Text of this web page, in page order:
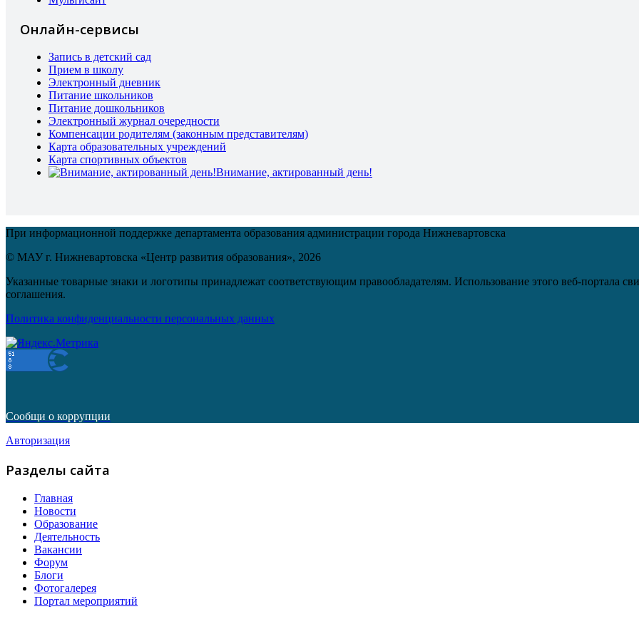
Онлайн-сервисы
Запись в детский сад
Прием в школу
Электронный дневник
Питание школьников
Питание дошкольников
Электронный журнал очередности
Компенсации родителям (законным представителям)
Карта образовательных учреждений
Карта спортивных объектов
Внимание, актированный день!
При информационной поддержке департамента образования администрации города Нижневартовска
© МАУ г. Нижневартовска «Центр развития образования», 2026
Указанные товарные знаки и логотипы принадлежат соответствующим правообладателям. Использование этого веб-портала
соглашения.
Политика конфиденциальности персональных данных
Сообщи о коррупции
Авторизация
Разделы сайта
Главная
Новости
Образование
Деятельность
Вакансии
Форум
Блоги
Фотогалерея
Портал мероприятий